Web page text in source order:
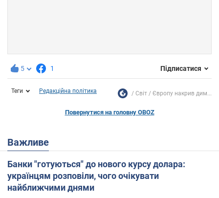
5 1 Підписатися
Теги Редакційна політика Світ Європу накрив дим...
Повернутися на головну OBOZ
Важливе
Банки "готуються" до нового курсу долара:
українцям розповіли, чого очікувати
найближчими днями